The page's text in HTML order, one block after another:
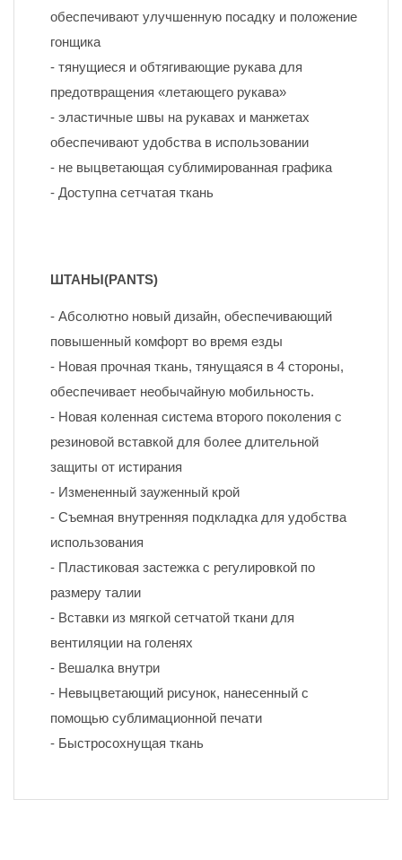
обеспечивают улучшенную посадку и положение
гонщика
- тянущиеся и обтягивающие рукава для
предотвращения «летающего рукава»
- эластичные швы на рукавах и манжетах
обеспечивают удобства в использовании
- не выцветающая сублимированная графика
- Доступна сетчатая ткань
ШТАНЫ(PANTS)
- Абсолютно новый дизайн, обеспечивающий
повышенный комфорт во время езды
- Новая прочная ткань, тянущаяся в 4 стороны,
обеспечивает необычайную мобильность.
- Новая коленная система второго поколения с
резиновой вставкой для более длительной
защиты от истирания
- Измененный зауженный крой
- Съемная внутренняя подкладка для удобства
использования
- Пластиковая застежка с регулировкой по
размеру талии
- Вставки из мягкой сетчатой ткани для
вентиляции на голенях
- Вешалка внутри
- Невыцветающий рисунок, нанесенный с
помощью сублимационной печати
- Быстросохнущая ткань